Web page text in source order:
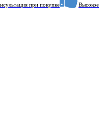
при покупке Высокое